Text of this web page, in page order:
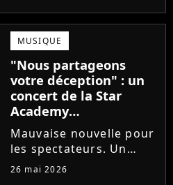
Ambre, une professeure
emblématique de la Star
Academy se positionne
pour enseigner le chant
aux...
MUSIQUE
"Nous partageons
votre déception" : un
concert de la Star
Academy
définitivement annulé
Mauvaise nouvelle pour
les spectateurs. Un
concert de la Star
26 mai 2026